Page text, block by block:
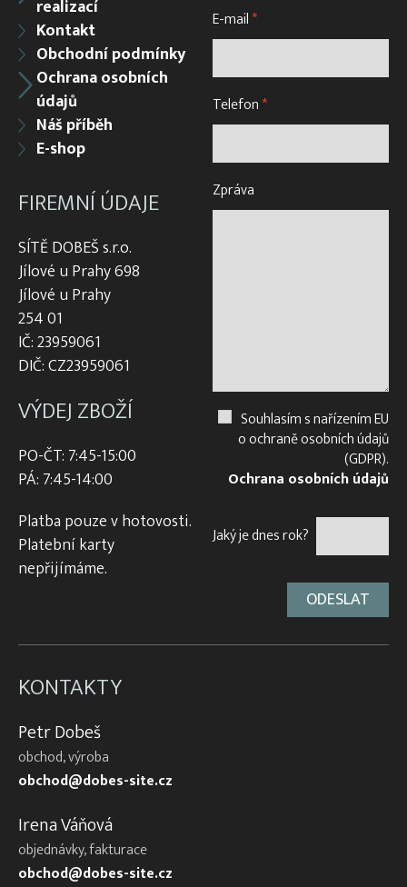
realizací
Kontakt
Obchodní podmínky
Ochrana osobních
údajů
Náš příběh
E-shop
FIREMNÍ ÚDAJE
SÍTĚ DOBEŠ s.r.o.
Jílové u Prahy 698
Jílové u Prahy
254 01
IČ: 23959061
DIČ: CZ23959061
VÝDEJ ZBOŽÍ
PO-ČT: 7:45-15:00
PÁ: 7:45-14:00
Platba pouze v hotovosti.
Platební karty
nepřijímáme.
E-mail*
Telefon*
Zpráva
Souhlasím s nařízením EU
o ochraně osobních údajů
(GDPR).
Ochrana osobních údajů
Jaký je dnes rok?
KONTAKTY
Petr Dobeš
obchod, výroba
obchod@dobes-site.cz
Irena Váňová
objednávky, fakturace
obchod@dobes-site.cz